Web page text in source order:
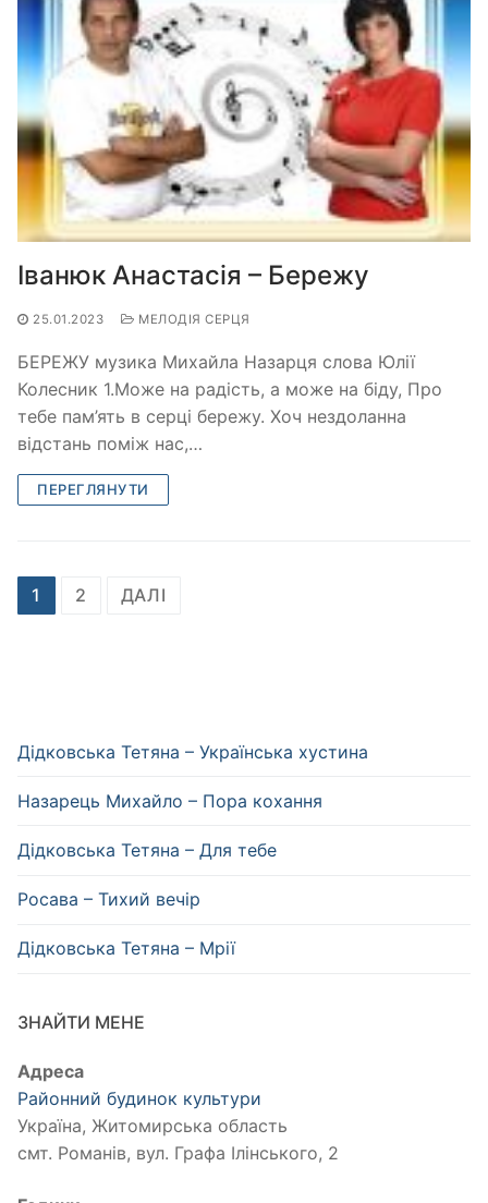
Іванюк Анастасія – Бережу
25.01.2023 МЕЛОДІЯ СЕРЦЯ
БЕРЕЖУ музика Михайла Назарця слова Юлії
Колесник 1.Може на радість, а може на біду, Про
тебе пам’ять в серці бережу. Хоч нездоланна
відстань поміж нас,…
ПЕРЕГЛЯНУТИ
Пагінація
1 2 ДАЛІ
Дідковська Тетяна – Українська хустина
Назарець Михайло – Пора кохання
Дідковська Тетяна – Для тебе
Росава – Тихий вечір
Дідковська Тетяна – Мрії
ЗНАЙТИ МЕНЕ
Адреса
Районний будинок культури
Україна, Житомирська область
смт. Романів, вул. Графа Ілінського, 2